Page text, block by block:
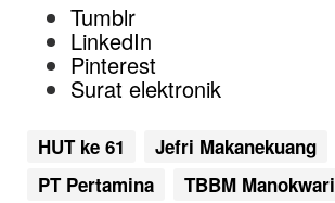
Tumblr
LinkedIn
Pinterest
Surat elektronik
HUT ke 61
Jefri Makanekuang
PT Pertamina
TBBM Manokwari